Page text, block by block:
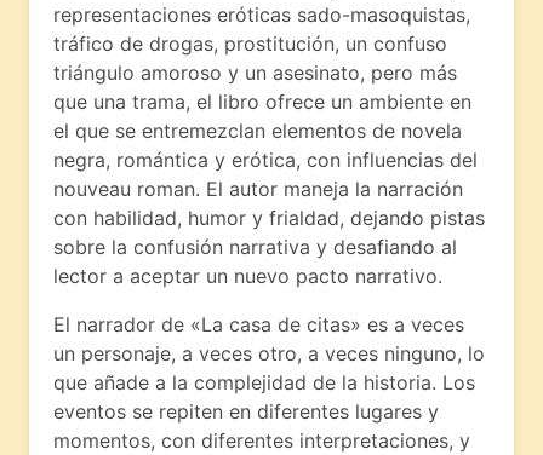
representaciones eróticas sado-masoquistas,
tráfico de drogas, prostitución, un confuso
triángulo amoroso y un asesinato, pero más
que una trama, el libro ofrece un ambiente en
el que se entremezclan elementos de novela
negra, romántica y erótica, con influencias del
nouveau roman. El autor maneja la narración
con habilidad, humor y frialdad, dejando pistas
sobre la confusión narrativa y desafiando al
lector a aceptar un nuevo pacto narrativo.
El narrador de «La casa de citas» es a veces
un personaje, a veces otro, a veces ninguno, lo
que añade a la complejidad de la historia. Los
eventos se repiten en diferentes lugares y
momentos, con diferentes interpretaciones, y